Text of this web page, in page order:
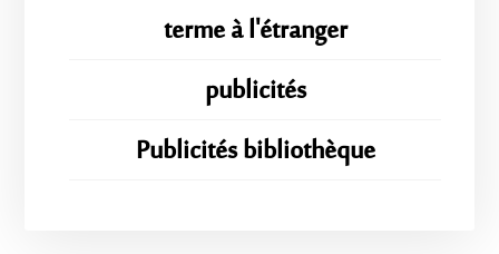
terme à l'étranger
publicités
Publicités bibliothèque